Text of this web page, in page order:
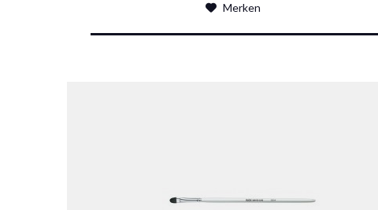
Merken